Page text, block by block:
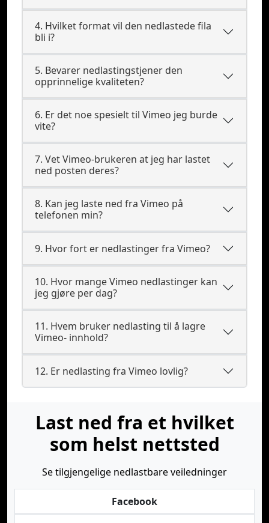
4. Hvilket format vil den nedlastede fila
bli i?
5. Bevarer nedlastingstjener den
opprinnelige kvaliteten?
6. Er det noe spesielt til Vimeo jeg burde
vite?
7. Vet Vimeo-brukeren at jeg har lastet
ned posten deres?
8. Kan jeg laste ned fra Vimeo på
telefonen min?
9. Hvor fort er nedlastinger fra Vimeo?
10. Hvor mange Vimeo nedlastinger kan
jeg gjøre per dag?
11. Hvem bruker nedlasting til å lagre
Vimeo- innhold?
12. Er nedlasting fra Vimeo lovlig?
Last ned fra et hvilket
som helst nettsted
Se tilgjengelige nedlastbare veiledninger
Facebook